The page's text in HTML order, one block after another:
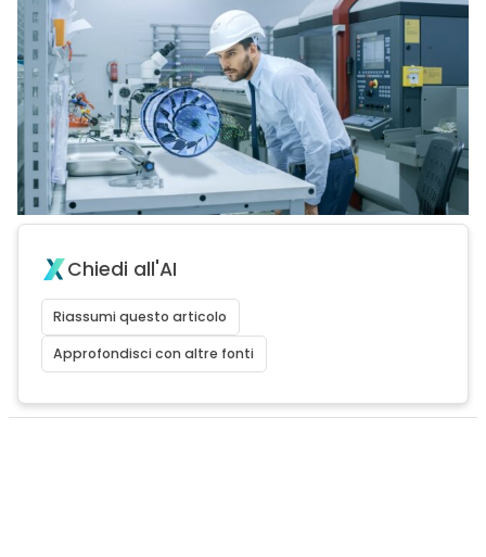
Chiedi all'AI
Riassumi questo articolo
Approfondisci con altre fonti